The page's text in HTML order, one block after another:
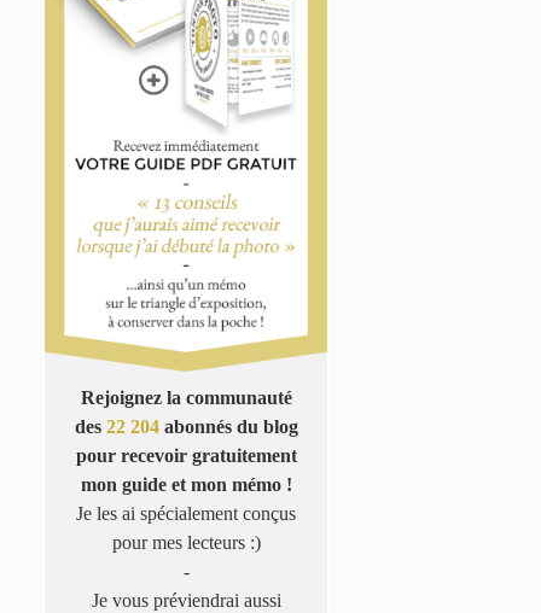
Rejoignez la communauté
des 22 204abonnés du blog
pour recevoir gratuitement
mon guide et mon mémo !
Je les ai spécialement conçus
pour mes lecteurs :)
-
Je vous préviendrai aussi